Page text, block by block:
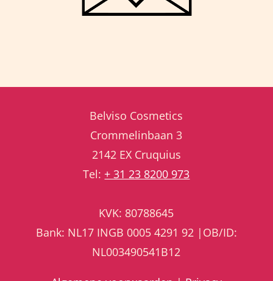
Belviso Cosmetics
Crommelinbaan 3
2142 EX Cruquius
Tel: + 31 23 8200 973
KVK: 80788645
Bank: NL17 INGB 0005 4291 92 |OB/ID:
NL003490541B12